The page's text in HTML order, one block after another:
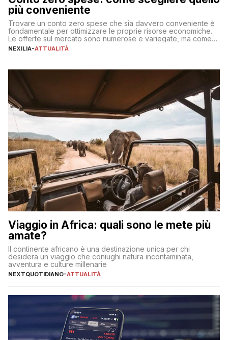
più conveniente
Trovare un conto zero spese che sia davvero conveniente è
fondamentale per ottimizzare le proprie risorse economiche.
Le offerte sul mercato sono numerose e variegate, ma come
individuare quella più adatta alle proprie esigenze senza
sul […]
NEXILIA-ATTUALITÀ
Viaggio in Africa: quali sono le mete più
amate?
Il continente africano è una destinazione unica per chi
desidera un viaggio che coniughi natura incontaminata,
avventura e culture millenarie
NEXTQUOTIDIANO-ATTUALITÀ